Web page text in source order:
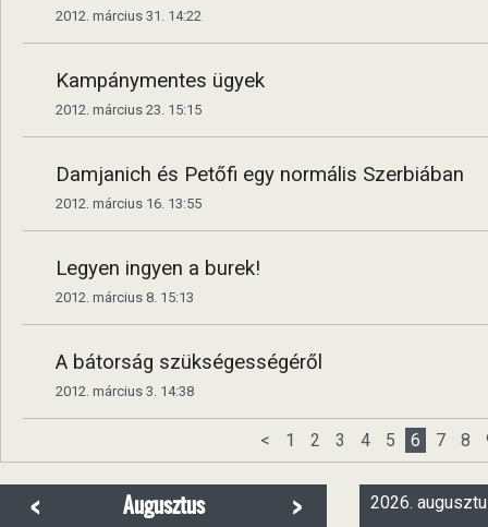
2012. március 31. 14:22
Kampánymentes ügyek
2012. március 23. 15:15
Damjanich és Petőfi egy normális Szerbiában
2012. március 16. 13:55
Legyen ingyen a burek!
2012. március 8. 15:13
A bátorság szükségességéről
2012. március 3. 14:38
< 1 2 3 4 5 6 7 8
< Augusztus > 2026.